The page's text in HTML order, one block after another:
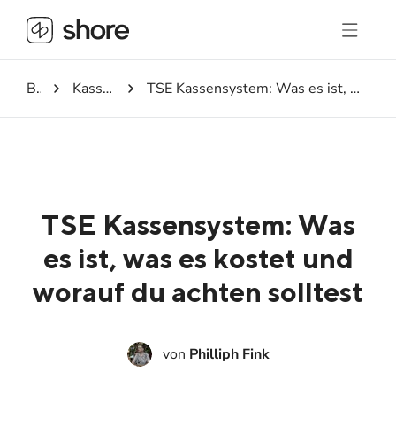
Blog Kassensystem TSE Kassensystem: Was es ist, was es kostet und worauf du achten solltest
TSE Kassensystem: Was
es ist, was es kostet und
worauf du achten solltest
von Philliph Fink